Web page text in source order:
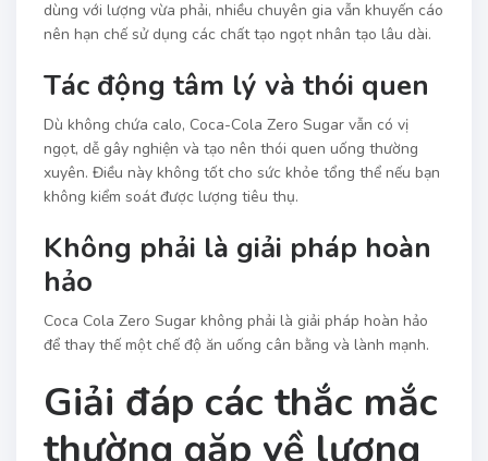
dùng với lượng vừa phải, nhiều chuyên gia vẫn khuyến cáo
nên hạn chế sử dụng các chất tạo ngọt nhân tạo lâu dài.
Tác động tâm lý và thói quen
Dù không chứa calo, Coca-Cola Zero Sugar vẫn có vị
ngọt, dễ gây nghiện và tạo nên thói quen uống thường
xuyên. Điều này không tốt cho sức khỏe tổng thể nếu bạn
không kiểm soát được lượng tiêu thụ.
Không phải là giải pháp hoàn
hảo
Coca Cola Zero Sugar không phải là giải pháp hoàn hảo
để thay thế một chế độ ăn uống cân bằng và lành mạnh.
Giải đáp các thắc mắc
thường gặp về lượng